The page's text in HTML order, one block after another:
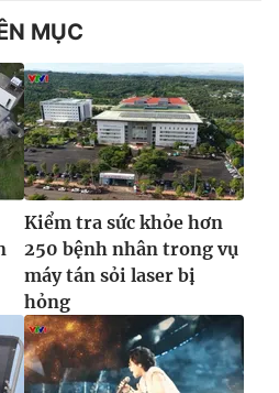
thức nếu không có sự chấp
VTV.vn khi phát hành lại
MỤC
Kiểm tra sức khỏe hơn
250 bệnh nhân trong vụ
máy tán sỏi laser bị
hỏng